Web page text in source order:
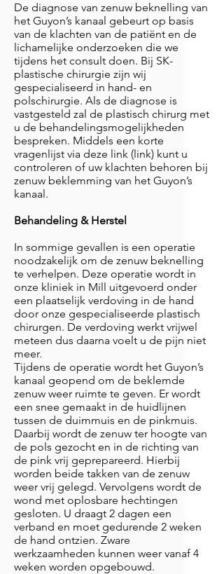
De diagnose van zenuw beknelling van
het Guyon’s kanaal gebeurt op basis
van de klachten van de patiënt en de
lichamelijke onderzoeken die we
tijdens het consult doen. Bij SK-
plastische chirurgie zijn wij
gespecialiseerd in hand- en
polschirurgie. Als de diagnose is
vastgesteld zal de plastisch chirurg met
u de behandelingsmogelijkheden
bespreken. Middels een korte
vragenlijst via deze link (link) kunt u
controleren of uw klachten behoren bij
zenuw beklemming van het Guyon’s
kanaal.
Behandeling & Herstel
In sommige gevallen is een operatie
noodzakelijk om de zenuw beknelling
te verhelpen. Deze operatie wordt in
onze kliniek in Mill uitgevoerd onder
een plaatselijk verdoving in de hand
door onze gespecialiseerde plastisch
chirurgen. De verdoving werkt vrijwel
meteen dus daarna voelt u de pijn niet
meer.
Tijdens de operatie wordt het Guyon’s
kanaal geopend om de beklemde
zenuw weer ruimte te geven. Er wordt
een snee gemaakt in de huidlijnen
tussen de duimmuis en de pinkmuis.
Daarbij wordt de zenuw ter hoogte van
de pols gezocht en in de richting van
de pink vrij geprepareerd. Hierbij
worden beide takken van de zenuw
weer vrij gelegd. Vervolgens wordt de
wond met oplosbare hechtingen
gesloten. U draagt 2 dagen een
verband en moet gedurende 2 weken
de hand ontzien. Zware
werkzaamheden kunnen weer vanaf 4
weken worden opgebouwd.